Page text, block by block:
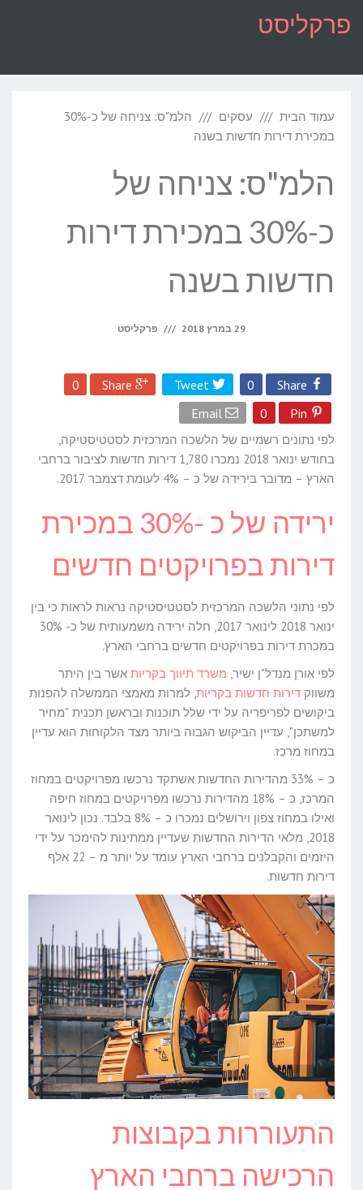
פרקליסט
עמוד הבית עסקים
הלמ"ס: צניחה של כ-30%
במכירת דירות חדשות בשנה
הלמ"ס: צניחה של
כ-30% במכירת דירות
חדשות בשנה
29 במרץ 2018 פרקליסט
Share
0
Tweet
Share
0
Pin
0
Email
לפי נתונים רשמיים של הלשכה המרכזית לסטטיסטיקה,
בחודש ינואר 2018 נמכרו 1,780 דירות חדשות לציבור ברחבי
הארץ – מדובר בירידה של כ – 4% לעומת דצמבר 2017.
ירידה של כ -30% במכירת
דירות בפרויקטים חדשים
לפי נתוני הלשכה המרכזית לסטטיסטיקה נראות לראות כי בין
ינואר 2018 לינואר 2017, חלה ירידה משמעותית של כ- 30%
במכרת דירות בפרויקטים חדשים ברחבי הארץ.
לפי אורן מנדל"ן ישיר, משרד תיווך בקריות אשר בין היתר
משווק דירות חדשות בקריות, למרות מאמצי הממשלה להפנות
ביקושים לפריפריה על ידי שלל תוכנות ובראשן תכנית "מחיר
למשתכן", עדיין הביקוש הגבוה ביותר מצד הלקוחות הוא עדיין
במחוז מרכז.
כ – 33% מהדירות החדשות אשתקד נרכשו מפרויקטים במחוז
המרכז, כ – 18% מהדירות נרכשו מפרויקטים במחוז חיפה
ואילו במחוז צפון וירושלים נמכרו כ – 8% בלבד. נכון לינואר
2018, מלאי הדירות החדשות שעדיין ממתינות להימכר על ידי
היזמים והקבלנים ברחבי הארץ עומד על יותר מ – 22 אלף
דירות חדשות.
התעוררות בקבוצות
הרכישה ברחבי הארץ